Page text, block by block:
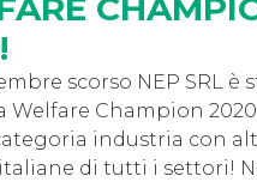
scorso NEP SRL è
Welfare Champion 2020
industria con
di tutti i settori!